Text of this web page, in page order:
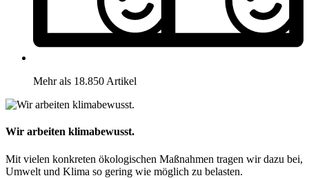
Mehr als 18.850 Artikel
Wir arbeiten klimabewusst.
Mit vielen konkreten ökologischen Maßnahmen tragen wir dazu bei,
Umwelt und Klima so gering wie möglich zu belasten.